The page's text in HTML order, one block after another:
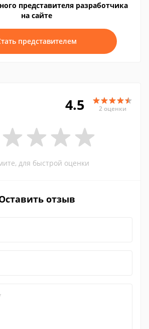
представителя разработчика
на сайте
представителем
4.5 2 оценки
для быстрой оценки
отзыв